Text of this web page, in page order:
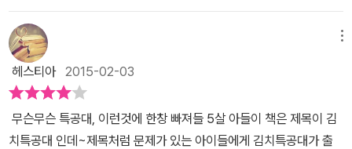
헤스티아2015-02-03
무슨무슨 특공대, 이런것에 한창 빠져들 5살 아들이 책은 제목이 김
치특공대 인데~제목처럼 문제가 있는 아이들에게 김치특공대가 출